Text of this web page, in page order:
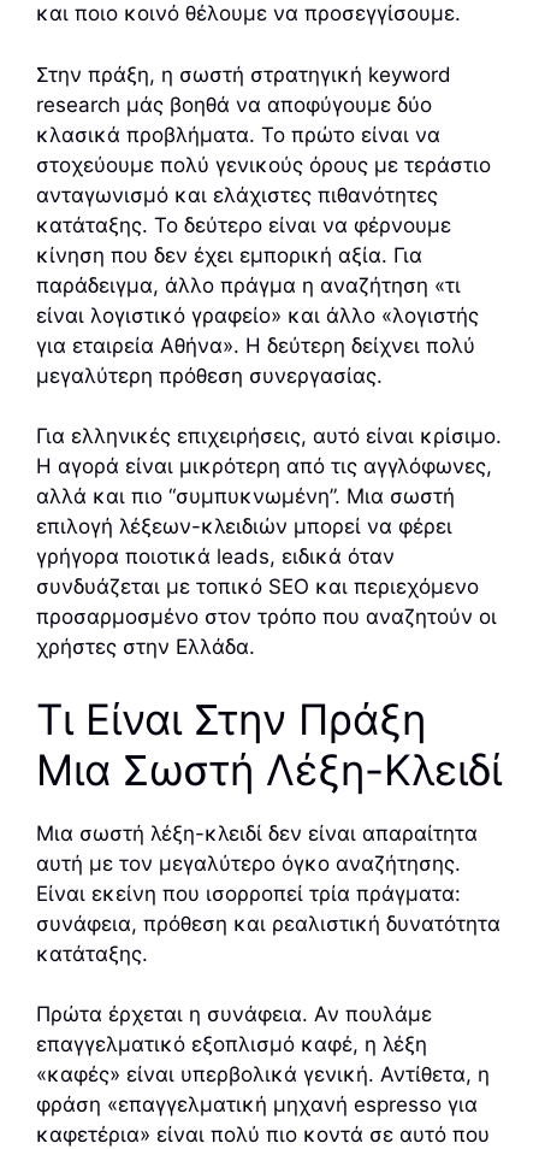
και ποιο κοινό θέλουμε να προσεγγίσουμε.
Στην πράξη, η σωστή στρατηγική keyword
research μάς βοηθά να αποφύγουμε δύο
κλασικά προβλήματα. Το πρώτο είναι να
στοχεύουμε πολύ γενικούς όρους με τεράστιο
ανταγωνισμό και ελάχιστες πιθανότητες
κατάταξης. Το δεύτερο είναι να φέρνουμε
κίνηση που δεν έχει εμπορική αξία. Για
παράδειγμα, άλλο πράγμα η αναζήτηση «τι
είναι λογιστικό γραφείο» και άλλο «λογιστής
για εταιρεία Αθήνα». Η δεύτερη δείχνει πολύ
μεγαλύτερη πρόθεση συνεργασίας.
Για ελληνικές επιχειρήσεις, αυτό είναι κρίσιμο.
Η αγορά είναι μικρότερη από τις αγγλόφωνες,
αλλά και πιο “συμπυκνωμένη”. Μια σωστή
επιλογή λέξεων-κλειδιών μπορεί να φέρει
γρήγορα ποιοτικά leads, ειδικά όταν
συνδυάζεται με τοπικό SEO και περιεχόμενο
προσαρμοσμένο στον τρόπο που αναζητούν οι
χρήστες στην Ελλάδα.
Τι Είναι Στην Πράξη
Μια Σωστή Λέξη-Κλειδί
Μια σωστή λέξη-κλειδί δεν είναι απαραίτητα
αυτή με τον μεγαλύτερο όγκο αναζήτησης.
Είναι εκείνη που ισορροπεί τρία πράγματα:
συνάφεια, πρόθεση και ρεαλιστική δυνατότητα
κατάταξης.
Πρώτα έρχεται η συνάφεια. Αν πουλάμε
επαγγελματικό εξοπλισμό καφέ, η λέξη
«καφές» είναι υπερβολικά γενική. Αντίθετα, η
φράση «επαγγελματική μηχανή espresso για
καφετέρια» είναι πολύ πιο κοντά σε αυτό που